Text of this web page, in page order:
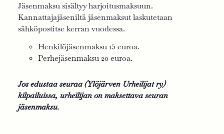
Jäsenmaksu sisältyy harjoitusmaksuun.
Kannattajajäseniltä jäsenmaksut laskutetaan
sähköpostitse kerran vuodessa.
Henkilöjäsenmaksu 15 euroa.
Perhejäsenmaksu 20 euroa.
Jos edustaa seuraa (Ylöjärven Urheilijat ry)
kilpailuissa, urheilijan on maksettava seuran
jäsenmaksu.